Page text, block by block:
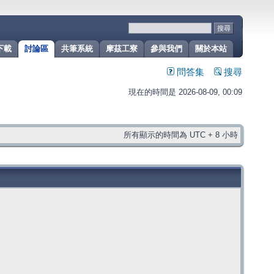
關於本站
參與我們
摩茲工寮
共筆系統
討論區
載
問答集 搜尋
現在的時間是 2026-08-09, 00:09
所有顯示的時間為 UTC + 8 小時